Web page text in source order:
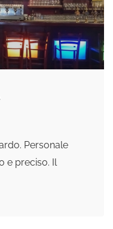
Personale
e preciso. Il